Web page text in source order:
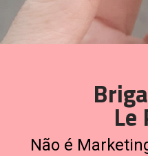
Le
Não é